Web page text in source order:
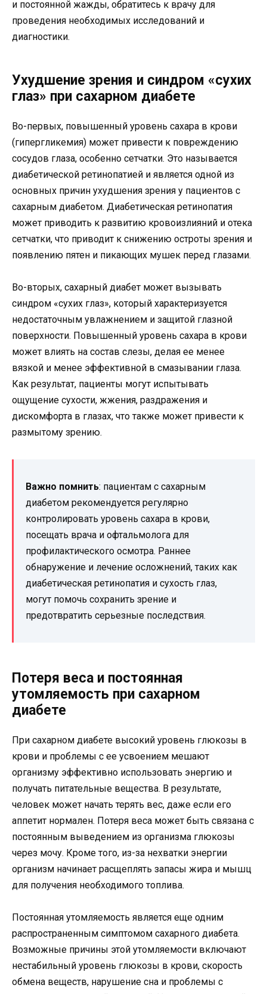
и постоянной жажды, обратитесь к врачу для
проведения необходимых исследований и
диагностики.
Ухудшение зрения и синдром «сухих
глаз» при сахарном диабете
Во-первых, повышенный уровень сахара в крови
(гипергликемия) может привести к повреждению
сосудов глаза, особенно сетчатки. Это называется
диабетической ретинопатией и является одной из
основных причин ухудшения зрения у пациентов с
сахарным диабетом. Диабетическая ретинопатия
может приводить к развитию кровоизлияний и отека
сетчатки, что приводит к снижению остроты зрения и
появлению пятен и пикающих мушек перед глазами.
Во-вторых, сахарный диабет может вызывать
синдром «сухих глаз», который характеризуется
недостаточным увлажнением и защитой глазной
поверхности. Повышенный уровень сахара в крови
может влиять на состав слезы, делая ее менее
вязкой и менее эффективной в смазывании глаза.
Как результат, пациенты могут испытывать
ощущение сухости, жжения, раздражения и
дискомфорта в глазах, что также может привести к
размытому зрению.
Важно помнить: пациентам с сахарным
диабетом рекомендуется регулярно
контролировать уровень сахара в крови,
посещать врача и офтальмолога для
профилактического осмотра. Раннее
обнаружение и лечение осложнений, таких как
диабетическая ретинопатия и сухость глаз,
могут помочь сохранить зрение и
предотвратить серьезные последствия.
Потеря веса и постоянная
утомляемость при сахарном
диабете
При сахарном диабете высокий уровень глюкозы в
крови и проблемы с ее усвоением мешают
организму эффективно использовать энергию и
получать питательные вещества. В результате,
человек может начать терять вес, даже если его
аппетит нормален. Потеря веса может быть связана с
постоянным выведением из организма глюкозы
через мочу. Кроме того, из-за нехватки энергии
организм начинает расщеплять запасы жира и мышц
для получения необходимого топлива.
Постоянная утомляемость является еще одним
распространенным симптомом сахарного диабета.
Возможные причины этой утомляемости включают
нестабильный уровень глюкозы в крови, скорость
обмена веществ, нарушение сна и проблемы с